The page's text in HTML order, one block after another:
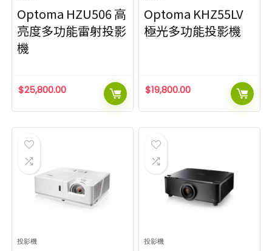
Optoma HZU506 高
亮度多功能雷射投影
機
$25,800.00
Optoma KHZ55LV
極光多功能投影機
$19,800.00
投影機 投影機